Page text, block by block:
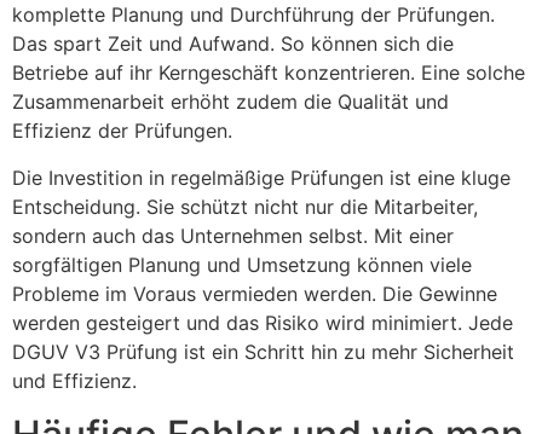
komplette Planung und Durchführung der Prüfungen.
Das spart Zeit und Aufwand. So können sich die
Betriebe auf ihr Kerngeschäft konzentrieren. Eine solche
Zusammenarbeit erhöht zudem die Qualität und
Effizienz der Prüfungen.
Die Investition in regelmäßige Prüfungen ist eine kluge
Entscheidung. Sie schützt nicht nur die Mitarbeiter,
sondern auch das Unternehmen selbst. Mit einer
sorgfältigen Planung und Umsetzung können viele
Probleme im Voraus vermieden werden. Die Gewinne
werden gesteigert und das Risiko wird minimiert. Jede
DGUV V3 Prüfung ist ein Schritt hin zu mehr Sicherheit
und Effizienz.